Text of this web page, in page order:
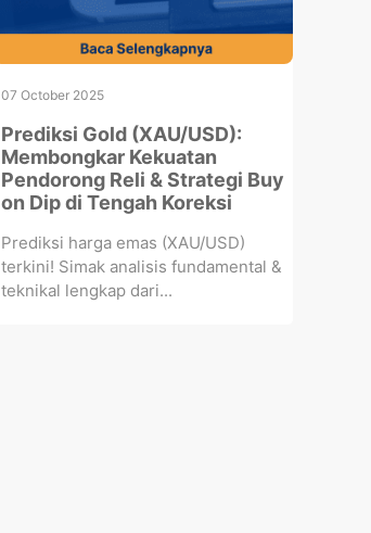
07 October 2025
Prediksi Gold (XAU/USD):
Membongkar Kekuatan
Pendorong Reli & Strategi Buy
on Dip di Tengah Koreksi
Prediksi harga emas (XAU/USD)
terkini! Simak analisis fundamental &
teknikal lengkap dari...